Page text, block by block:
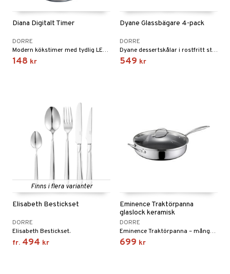
Diana Digitalt Timer
DORRE
Modern kökstimer med tydlig LED-display och enkel inställning.
148 kr
Dyane Glassbägare 4-pack
DORRE
Dyane dessertskålar i rostfritt stål levereras som 4-pack och rymmer 25 cl per skål.
549 kr
Finns i flera varianter
Elisabeth Bestickset
DORRE
Elisabeth Bestickset.
fr. 494 kr
Eminence Traktörpanna
glaslock keramisk
DORRE
Eminence Traktörpanna – mångsidighet med stil och precision.
699 kr